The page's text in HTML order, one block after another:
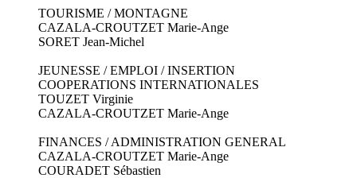
TOURISME / MONTAGNE
CAZALA-CROUTZET Marie-Ange
SORET Jean-Michel
JEUNESSE / EMPLOI / INSERTION
COOPERATIONS INTERNATIONALES
TOUZET Virginie
CAZALA-CROUTZET Marie-Ange
FINANCES / ADMINISTRATION GENERAL
CAZALA-CROUTZET Marie-Ange
COURADET Sébastien